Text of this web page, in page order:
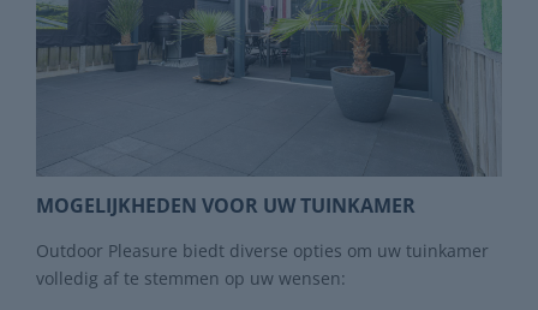
MOGELIJKHEDEN VOOR UW TUINKAMER
Outdoor Pleasure biedt diverse opties om uw tuinkamer
volledig af te stemmen op uw wensen: